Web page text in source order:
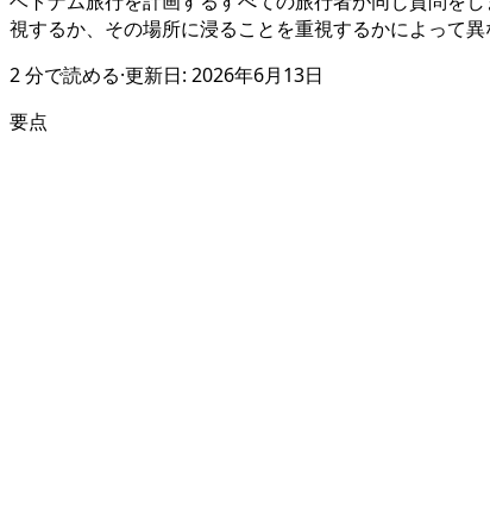
視するか、その場所に浸ることを重視するかによって
2分で読める·更新日: 2026年6月13日
要点